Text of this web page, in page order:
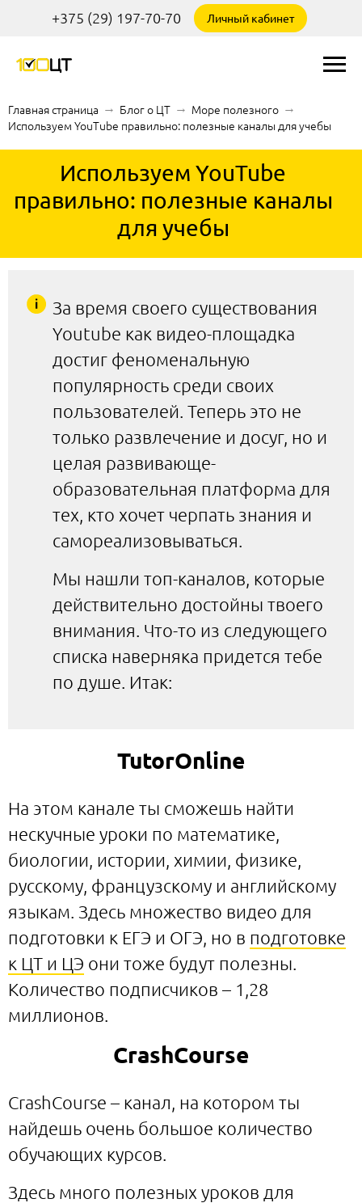
+375 (29) 197-70-70 Личный кабинет
Главная страница → Блог о ЦТ → Море полезного →
Используем YouTube правильно: полезные каналы для учебы
Используем YouTube
правильно: полезные каналы
для учебы
За время своего существования
Youtube как видео-площадка
достиг феноменальную
популярность среди своих
пользователей. Теперь это не
только развлечение и досуг, но и
целая развивающе-
образовательная платформа для
тех, кто хочет черпать знания и
самореализовываться.
Мы нашли топ-каналов, которые
действительно достойны твоего
внимания. Что-то из следующего
списка наверняка придется тебе
по душе. Итак:
TutorOnline
На этом канале ты сможешь найти
нескучные уроки по математике,
биологии, истории, химии, физике,
русскому, французскому и английскому
языкам. Здесь множество видео для
подготовки к ЕГЭ и ОГЭ, но в подготовке
к ЦТ и ЦЭ они тоже будут полезны.
Количество подписчиков – 1,28
миллионов.
CrashСourse
CrashСourse – канал, на котором ты
найдешь очень большое количество
обучающих курсов.
Здесь много полезных уроков для